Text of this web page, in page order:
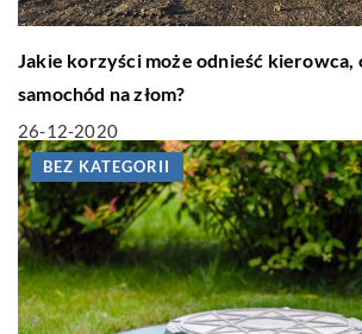
Jakie korzyści może odnieść kierowca,
samochód na złom?
26-12-2020
BEZ KATEGORII